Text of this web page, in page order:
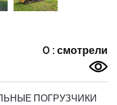
0 : смотрели
ПОГРУЗЧИКИ